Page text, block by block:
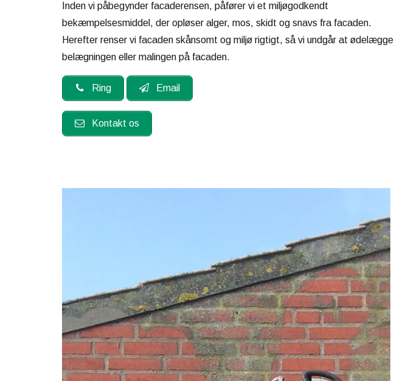
Inden vi påbegynder facaderensen, påfører vi et miljøgodkendt
bekæmpelsesmiddel, der opløser alger, mos, skidt og snavs fra facaden.
Herefter renser vi facaden skånsomt og miljø rigtigt, så vi undgår at ødelægge
belægningen eller malingen på facaden.
Ring Email
Kontakt os